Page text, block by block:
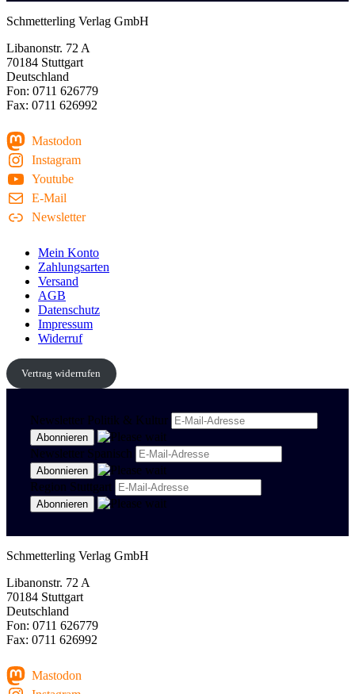
Schmetterling Verlag GmbH
Libanonstr. 72 A
70184 Stuttgart
Deutschland
Fon: 0711 626779
Fax: 0711 626992
Mastodon
Instagram
Youtube
E-Mail
Newsletter
Mein Konto
Zahlungsarten
Versand
AGB
Datenschutz
Impressum
Widerruf
Vertrag widerrufen
Newsletter Politik & Kultur
Newsletter Spanisch
Region Stuttgart
Schmetterling Verlag GmbH
Libanonstr. 72 A
70184 Stuttgart
Deutschland
Fon: 0711 626779
Fax: 0711 626992
Mastodon